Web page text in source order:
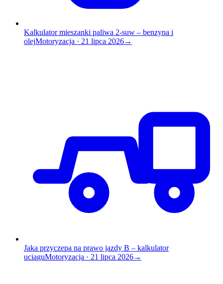
Kalkulator mieszanki paliwa 2-suw – benzyna i
olejMotoryzacja · 21 lipca 2026→
Jaka przyczepa na prawo jazdy B – kalkulator
uciąguMotoryzacja · 21 lipca 2026→